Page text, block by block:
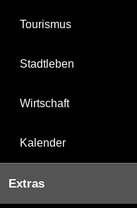
Tourismus
Stadtleben
Wirtschaft
Kalender
Extras